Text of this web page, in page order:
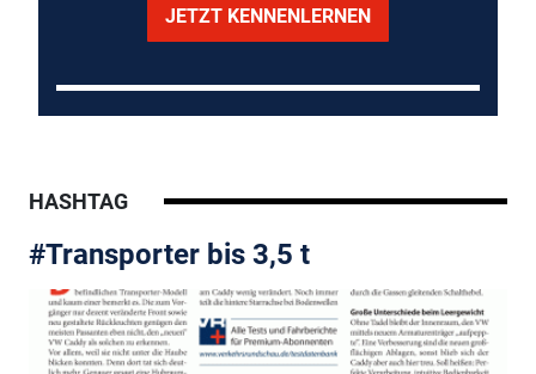
JETZT KENNENLERNEN
HASHTAG
#Transporter bis 3,5 t